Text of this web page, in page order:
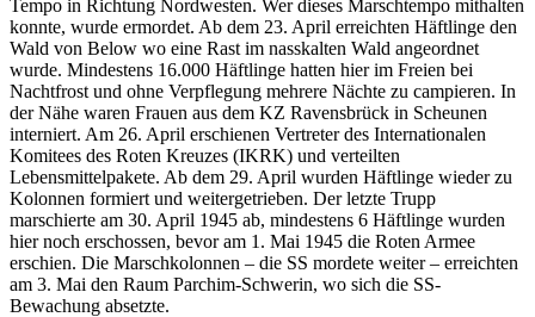
Tempo in Richtung Nordwesten. Wer dieses Marschtempo mithalten
konnte, wurde ermordet. Ab dem 23. April erreichten Häftlinge den
Wald von Below wo eine Rast im nasskalten Wald angeordnet
wurde. Mindestens 16.000 Häftlinge hatten hier im Freien bei
Nachtfrost und ohne Verpflegung mehrere Nächte zu campieren. In
der Nähe waren Frauen aus dem KZ Ravensbrück in Scheunen
interniert. Am 26. April erschienen Vertreter des Internationalen
Komitees des Roten Kreuzes (IKRK) und verteilten
Lebensmittelpakete. Ab dem 29. April wurden Häftlinge wieder zu
Kolonnen formiert und weitergetrieben. Der letzte Trupp
marschierte am 30. April 1945 ab, mindestens 6 Häftlinge wurden
hier noch erschossen, bevor am 1. Mai 1945 die Roten Armee
erschien. Die Marschkolonnen – die SS mordete weiter – erreichten
am 3. Mai den Raum Parchim-Schwerin, wo sich die SS-
Bewachung absetzte.